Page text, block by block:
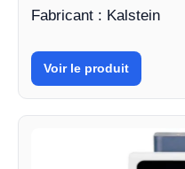
Fabricant : Kalstein
Voir le produit